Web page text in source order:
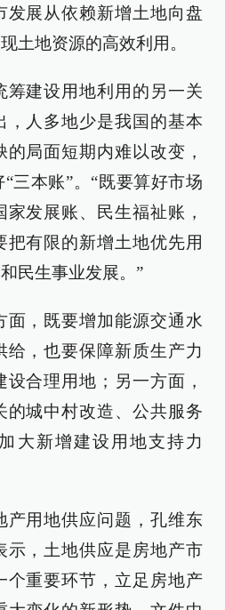
发展从依赖新增土地向盘
土地资源的高效利用。
筹建设用地利用的另一关
，人多地少是我国的基本
局面短期内难以改变，
三本账”。“既要算好市场
发展账、民生福祉账，
把有限的新增土地优先用
民生事业发展。”
面，既要增加能源交通水
给，也要保障新质生产力
合理用地；另一方面，
的城中村改造、公共服务
大新增建设用地支持力
产用地供应问题，孔维东
示，土地供应是房地产市
个重要环节，立足房地产